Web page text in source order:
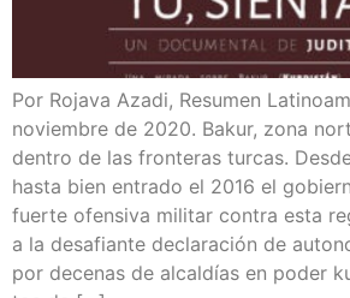
Por Roja­va Aza­di, Resu­men
noviem­bre de 2020. Bakur, zona
den­tro de las fron­te­ras tur­cas.
has­ta bien entra­do el 2016 el
fuer­te ofen­si­va mili­tar con­tra esta
a la desa­fian­te decla­ra­ción de
por dece­nas de alcal­días en poder